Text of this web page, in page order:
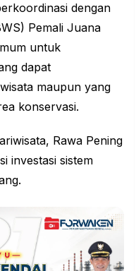
dengan
Pemali Juana
untuk
dapat
maupun yang
konservasi.
, Rawa Pening
investasi sistem